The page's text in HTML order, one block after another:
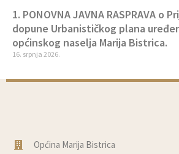
1. PONOVNA JAVNA RASPRAVA o Prijedlogu izmjene i
dopune Urbanističkog plana
općinskog naselja Marija Bistrica.
16. srpnja 2026.
Općina Marija Bistrica